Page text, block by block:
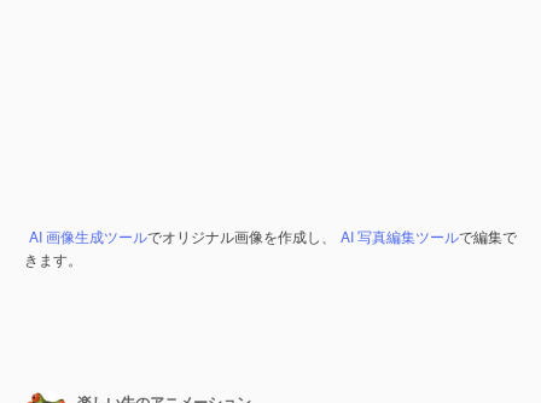
AI 画像生成ツールでオリジナル画像を作成し、 AI 写真編集ツールで編集で
きます。